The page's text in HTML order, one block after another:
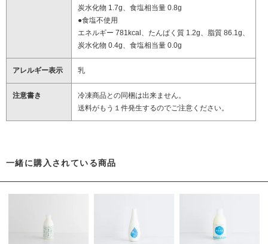
炭水化物 1.7g、食塩相当量 0.8g
●食塩不使用
エネルギー 781kcal、たんぱく質 1.2g、脂質 86.1g、
炭水化物 0.4g、食塩相当量 0.0g
アレルギー表示 乳
注意書き
冷凍商品との同梱は出来ません。
送料がもう１件発生するのでご注意ください。
一緒に購入されている商品